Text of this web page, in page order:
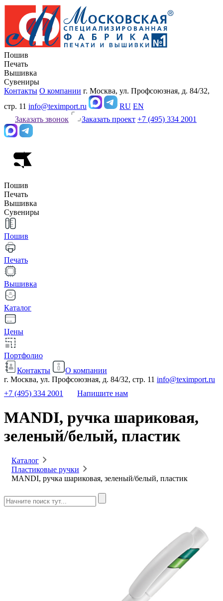
Пошив
Печать
Вышивка
Сувениры
Контакты О компании г. Москва, ул. Профсоюзная, д. 84/32,
стр. 11 info@teximport.ru RU EN
Заказать звонок
Заказать проект +7 (495) 334 2001
Пошив
Печать
Вышивка
Сувениры
Пошив
Печать
Вышивка
Каталог
Цены
Портфолио
Контакты
О компании
г. Москва, ул. Профсоюзная, д. 84/32, стр. 11 info@teximport.ru
+7 (495) 334 2001
Напишите нам
MANDI, ручка шариковая,
зеленый/белый, пластик
Каталог
Пластиковые ручки
MANDI, ручка шариковая, зеленый/белый, пластик